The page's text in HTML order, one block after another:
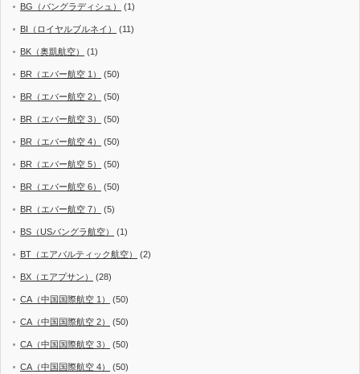
BG（バングラディシュ） (1)
BI（ロイヤルブルネイ） (11)
BK（奥凱航空） (1)
BR（エバー航空 1） (50)
BR（エバー航空 2） (50)
BR（エバー航空 3） (50)
BR（エバー航空 4） (50)
BR（エバー航空 5） (50)
BR（エバー航空 6） (50)
BR（エバー航空 7） (5)
BS（USバングラ航空） (1)
BT（エアバルティック航空） (2)
BX（エアプサン） (28)
CA（中国国際航空 1） (50)
CA（中国国際航空 2） (50)
CA（中国国際航空 3） (50)
CA（中国国際航空 4） (50)